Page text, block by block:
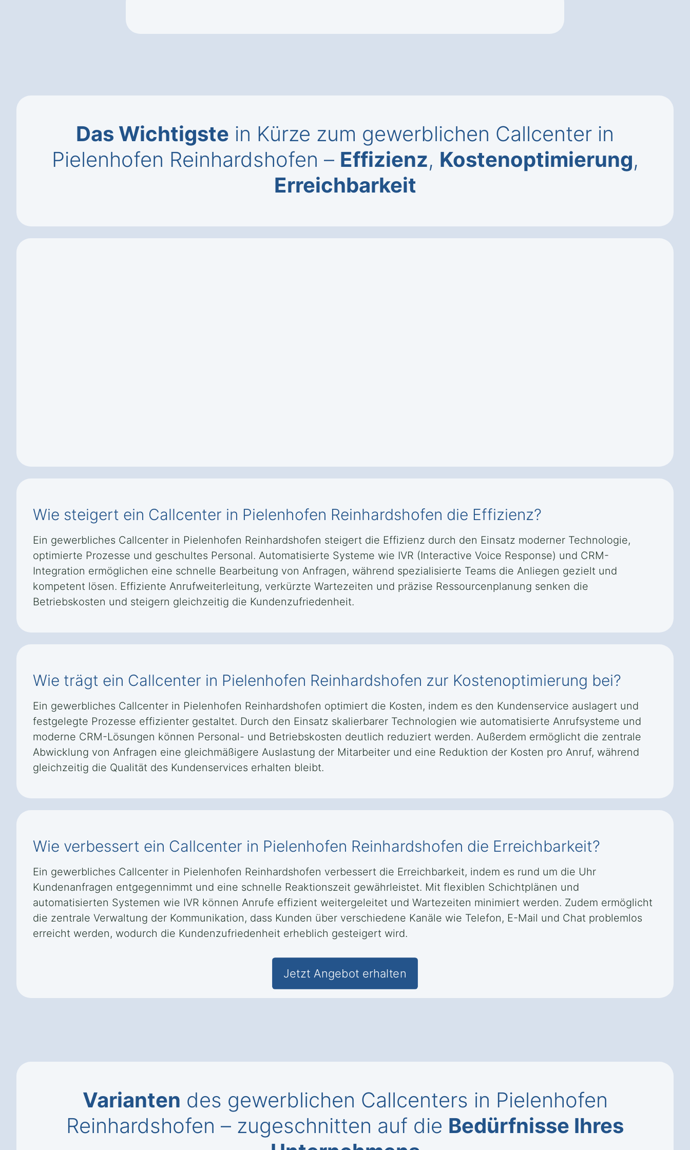
Das Wichtigste in Kürze zum gewerblichen Callcenter in
Pielenhofen Reinhardshofen – Effizienz, Kostenoptimierung,
Erreichbarkeit
Wie steigert ein Callcenter in Pielenhofen Reinhardshofen die Effizienz?
Ein gewerbliches Callcenter in Pielenhofen Reinhardshofen steigert die Effizienz durch den Einsatz moderner Technologie,
optimierte Prozesse und geschultes Personal. Automatisierte Systeme wie IVR (Interactive Voice Response) und CRM-
Integration ermöglichen eine schnelle Bearbeitung von Anfragen, während spezialisierte Teams die Anliegen gezielt und
kompetent lösen. Effiziente Anrufweiterleitung, verkürzte Wartezeiten und präzise Ressourcenplanung senken die
Betriebskosten und steigern gleichzeitig die Kundenzufriedenheit.
Wie trägt ein Callcenter in Pielenhofen Reinhardshofen zur Kostenoptimierung bei?
Ein gewerbliches Callcenter in Pielenhofen Reinhardshofen optimiert die Kosten, indem es den Kundenservice auslagert und
festgelegte Prozesse effizienter gestaltet. Durch den Einsatz skalierbarer Technologien wie automatisierte Anrufsysteme und
moderne CRM-Lösungen können Personal- und Betriebskosten deutlich reduziert werden. Außerdem ermöglicht die zentrale
Abwicklung von Anfragen eine gleichmäßigere Auslastung der Mitarbeiter und eine Reduktion der Kosten pro Anruf, während
gleichzeitig die Qualität des Kundenservices erhalten bleibt.
Wie verbessert ein Callcenter in Pielenhofen Reinhardshofen die Erreichbarkeit?
Ein gewerbliches Callcenter in Pielenhofen Reinhardshofen verbessert die Erreichbarkeit, indem es rund um die Uhr
Kundenanfragen entgegennimmt und eine schnelle Reaktionszeit gewährleistet. Mit flexiblen Schichtplänen und
automatisierten Systemen wie IVR können Anrufe effizient weitergeleitet und Wartezeiten minimiert werden. Zudem ermöglicht
die zentrale Verwaltung der Kommunikation, dass Kunden über verschiedene Kanäle wie Telefon, E-Mail und Chat problemlos
erreicht werden, wodurch die Kundenzufriedenheit erheblich gesteigert wird.
Jetzt Angebot erhalten
Varianten des gewerblichen Callcenters in Pielenhofen
Reinhardshofen – zugeschnitten auf die Bedürfnisse Ihres